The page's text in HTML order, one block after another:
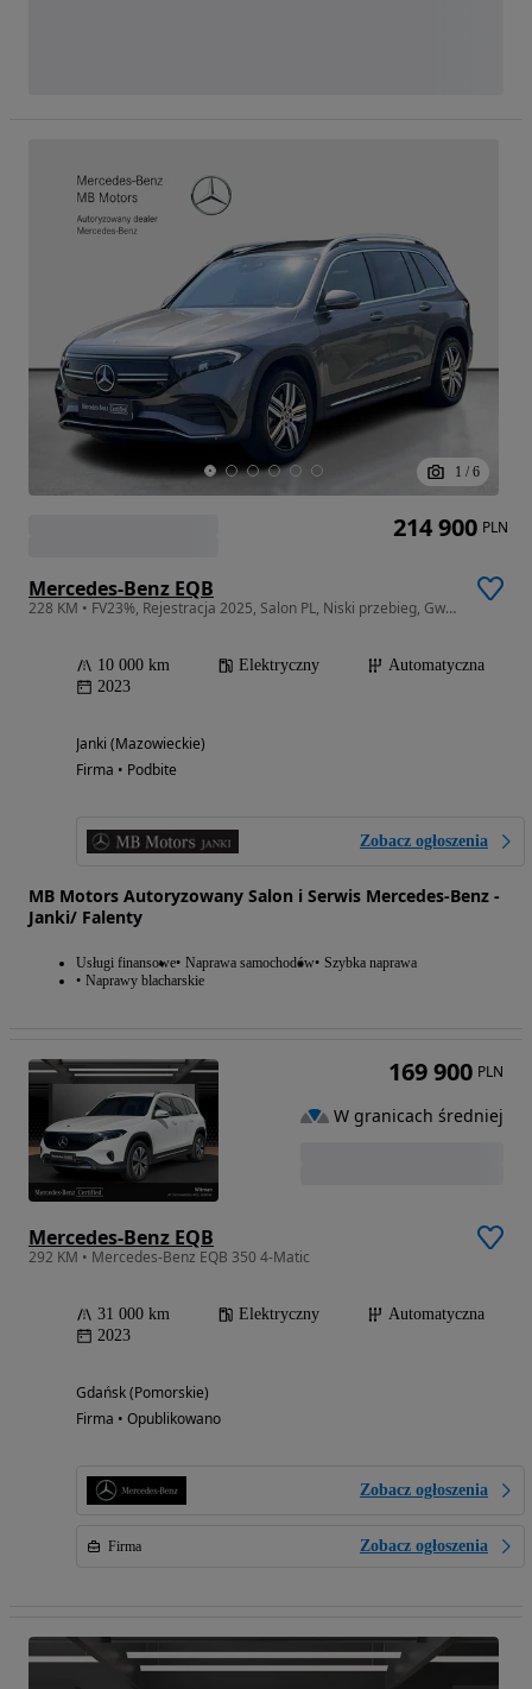
1 / 6
Mercedes-Benz EQB
228 KM • FV23%, Rejestracja 2025, Salon PL, Niski przebieg, Gwarancja
10 000 km Elektryczny
Automatyczna
2023
Janki (Mazowieckie)
Firma • Podbite
Zobacz ogłoszenia
MB Motors Autoryzowany Salon i Serwis Mercedes-Benz -
Janki/ Falenty
Usługi finansowe Naprawa samochodów Szybka naprawa
Naprawy blacharskie
214 900 PLN
Mercedes-Benz EQB
292 KM • Mercedes-Benz EQB 350 4-Matic
31 000 km Elektryczny
Automatyczna
2023
Gdańsk (Pomorskie)
Firma • Opublikowano
Zobacz ogłoszenia
Firma Zobacz ogłoszenia
169 900 PLN
W granicach średniej